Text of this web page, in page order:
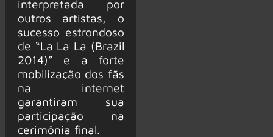
interpretada por
outros artistas, o
sucesso estrondoso
de “La La La (Brazil
2014)” e a forte
mobilização dos fãs
na internet
garantiram sua
participação na
cerimônia final.